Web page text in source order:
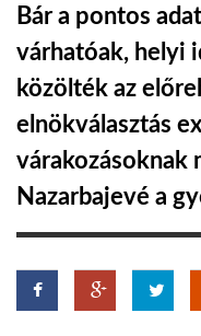
HÍR3D
GLOBOTV
Bár a pontos
várhatóak, helyi
közölték az
elnökválasztás
várakozásoknak
Nazarbajevé a